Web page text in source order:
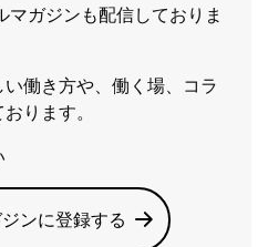
ガジンも配信しておりま
働き方や、働く場、コラ
ります。
ンに登録する